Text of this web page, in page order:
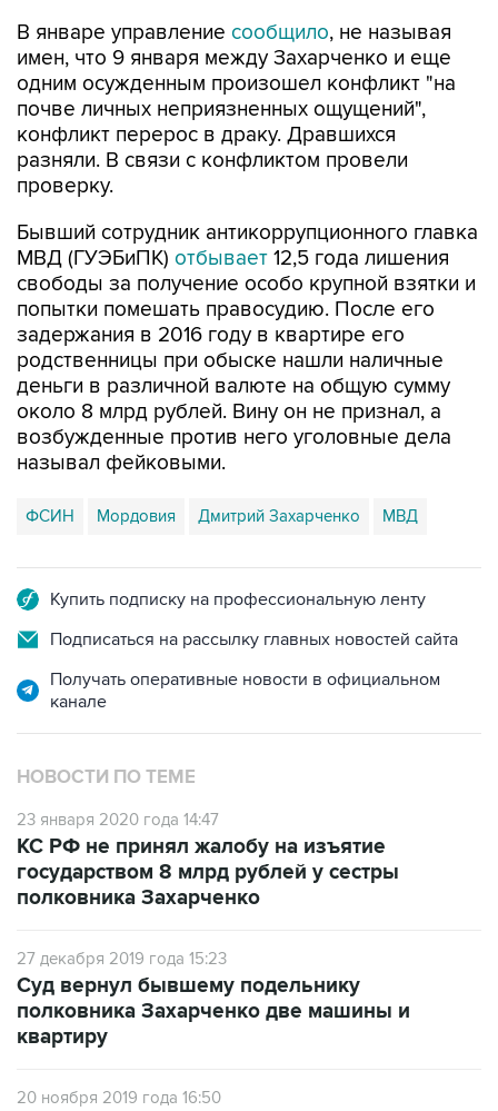
В январе управление сообщило, не называя
имен, что 9 января между Захарченко и еще
одним осужденным произошел конфликт "на
почве личных неприязненных ощущений",
конфликт перерос в драку. Дравшихся
разняли. В связи с конфликтом провели
проверку.
Бывший сотрудник антикоррупционного главка
МВД (ГУЭБиПК) отбывает 12,5 года лишения
свободы за получение особо крупной взятки и
попытки помешать правосудию. После его
задержания в 2016 году в квартире его
родственницы при обыске нашли наличные
деньги в различной валюте на общую сумму
около 8 млрд рублей. Вину он не признал, а
возбужденные против него уголовные дела
называл фейковыми.
ФСИН Мордовия Дмитрий Захарченко МВД
Купить подписку на профессиональную ленту
Подписаться на рассылку главных новостей сайта
Получать оперативные новости в официальном
канале
НОВОСТИ ПО ТЕМЕ
23 января 2020 года 14:47
КС РФ не принял жалобу на изъятие
государством 8 млрд рублей у сестры
полковника Захарченко
27 декабря 2019 года 15:23
Cуд вернул бывшему подельнику
полковника Захарченко две машины и
квартиру
20 ноября 2019 года 16:50